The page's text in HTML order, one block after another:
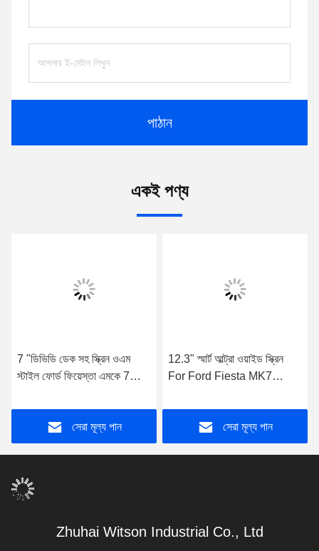
পাঠান
একই পণ্য
7 "ডিভিডি ডেক সহ স্ক্রিন ওএম
স্টাইল ফোর্ড ফিয়েস্তা এমকে 7
ডিভিডি জিপিএস মাল্টিমিডিয়া স্টেরিও
সেরা মূল্য পান
12.3" স্মার্ট আল্ট্রা ওয়াইড স্ক্রিন
For Ford Fiesta MK7
Touch QLED মাল্টিমিডিয়া স্টেরিও
সেরা মূল্য পান
Zhuhai Witson Industrial Co., Ltd